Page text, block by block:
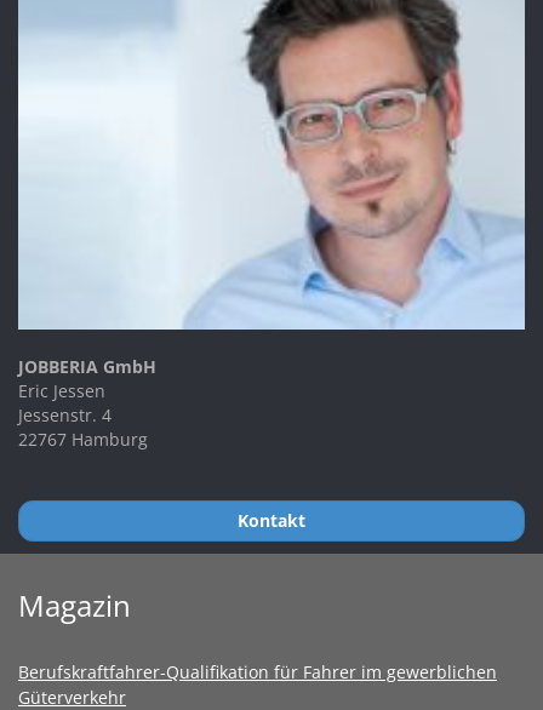
JOBBERIA GmbH
Eric Jessen
Jessenstr. 4
22767 Hamburg
Kontakt
Magazin
Berufskraftfahrer-Qualifikation für Fahrer im gewerblichen
Güterverkehr